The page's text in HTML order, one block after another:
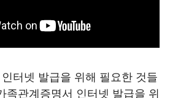
터넷 발급을 위해 필요한 것들
족관계증명서 인터넷 발급을 위